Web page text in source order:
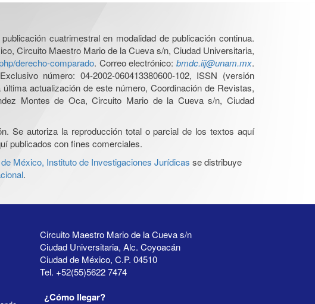
cuatrimestral en modalidad de publicación continua.
Circuito Maestro Mario de la Cueva s/n, Ciudad Universitaria,
derecho-comparado. Correo electrónico: bmdc.iij@unam.mx.
número: 04-2002-060413380600-102, ISSN (versión
actualización de este número, Coordinación de Revistas,
Montes de Oca, Circuito Mario de la Cueva s/n, Ciudad
Se autoriza la reproducción total o parcial de los textos aquí
publicados con fines comerciales.
México, Instituto de Investigaciones Jurídicas se distribuye
.
Circuito Maestro Mario de la Cueva s/n
Ciudad Universitaria, Alc. Coyoacán
Ciudad de México, C.P. 04510
Tel. +52(55)5622 7474
¿Cómo llegar?